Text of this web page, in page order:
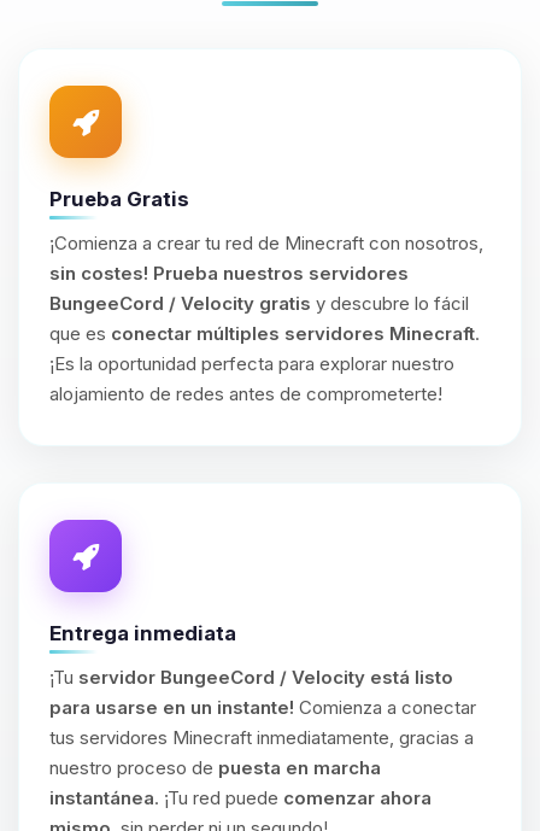
Prueba Gratis
¡Comienza a crear tu red de Minecraft con nosotros,
sin costes! Prueba nuestros servidores
BungeeCord / Velocity gratis y descubre lo fácil
que es conectar múltiples servidores Minecraft.
¡Es la oportunidad perfecta para explorar nuestro
alojamiento de redes antes de comprometerte!
Entrega inmediata
¡Tu servidor BungeeCord / Velocity está listo
para usarse en un instante! Comienza a conectar
tus servidores Minecraft inmediatamente, gracias a
nuestro proceso de puesta en marcha
instantánea. ¡Tu red puede comenzar ahora